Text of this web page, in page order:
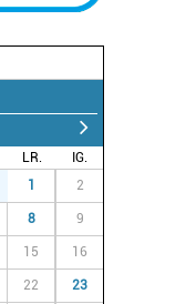
LR.
IG.
1 2
8 9
15 16
22 23